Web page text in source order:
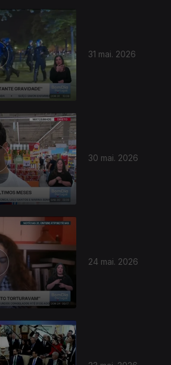
31 mai. 2026
30 mai. 2026
24 mai. 2026